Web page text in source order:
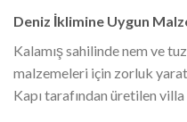
Deniz İklimine Uygun
Kalamış sahilinde nem ve
malzemeleri için zorluk
Kapı tarafından üretilen villa